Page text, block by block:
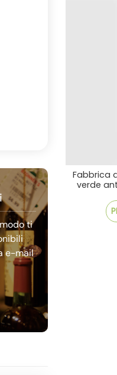
ti
e-mail
Fabbrica
verde